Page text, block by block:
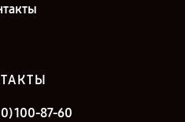
100-87-60